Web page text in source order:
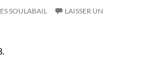
SOULABAIL
LAISSER UN